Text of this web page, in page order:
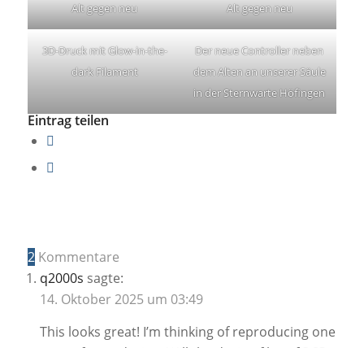
Alt gegen neu Alt gegen neu
3D-Druck mit Glow-in-the-
dark Filament
Der neue Controller neben
dem Alten an unserer Säule
in der Sternwarte Höfingen
Eintrag teilen
2 Kommentare
q2000s sagte:
14. Oktober 2025 um 03:49
This looks great! I’m thinking of reproducing one